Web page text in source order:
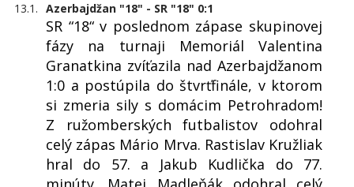
13.1. Azerbajdžan "18" - SR "18" 0:1
SR “18“ v poslednom zápase skupinovej
fázy na turnaji Memoriál Valentina
Granatkina zvíťazila nad Azerbajdžanom
1:0 a postúpila do štvrťfinále, v ktorom
si zmeria sily s domácim Petrohradom!
Z ružomberských futbalistov odohral
celý zápas Mário Mrva. Rastislav Kružliak
hral do 57. a Jakub Kudlička do 77.